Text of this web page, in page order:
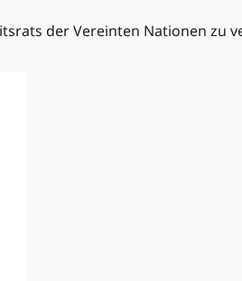
der Vereinten Nationen zu